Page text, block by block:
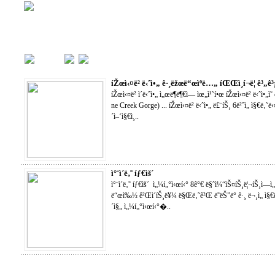
íŽœì‹¤ë² ë‹ˆì•„ ê·¸ëžœë“œìºë…„ íŒŒì¸í¬ë¦­
íŽœì‹¤ë² ì´ë‹ˆì•„ ì„œë¶ë¶€ì— ìœ„ì¹˜í•œ íŽœì‹¤ë²
ne Creek Gorge) ... íŽœì‹¤ë² ë‹ˆì•„ ë£¨íŠ¸ 6ë²ˆì„
´ì–‘ì§€ì¸..
ì°¨ì´ë‚˜ íƒ€ìš´
ì°¨ì´ë‚˜ íƒ€ìš´ ì„¼í„°ì‹œí‹° 8ê°€
ë“œì‰½ ê²Œì´íŠ¸ë¥¼ ë§Œë‚˜ê²Œ ë˜ëŠ”ë° ê·¸ ë¬¸ì„
´ì§„ ì„¼í„°ì‹œí‹°�..